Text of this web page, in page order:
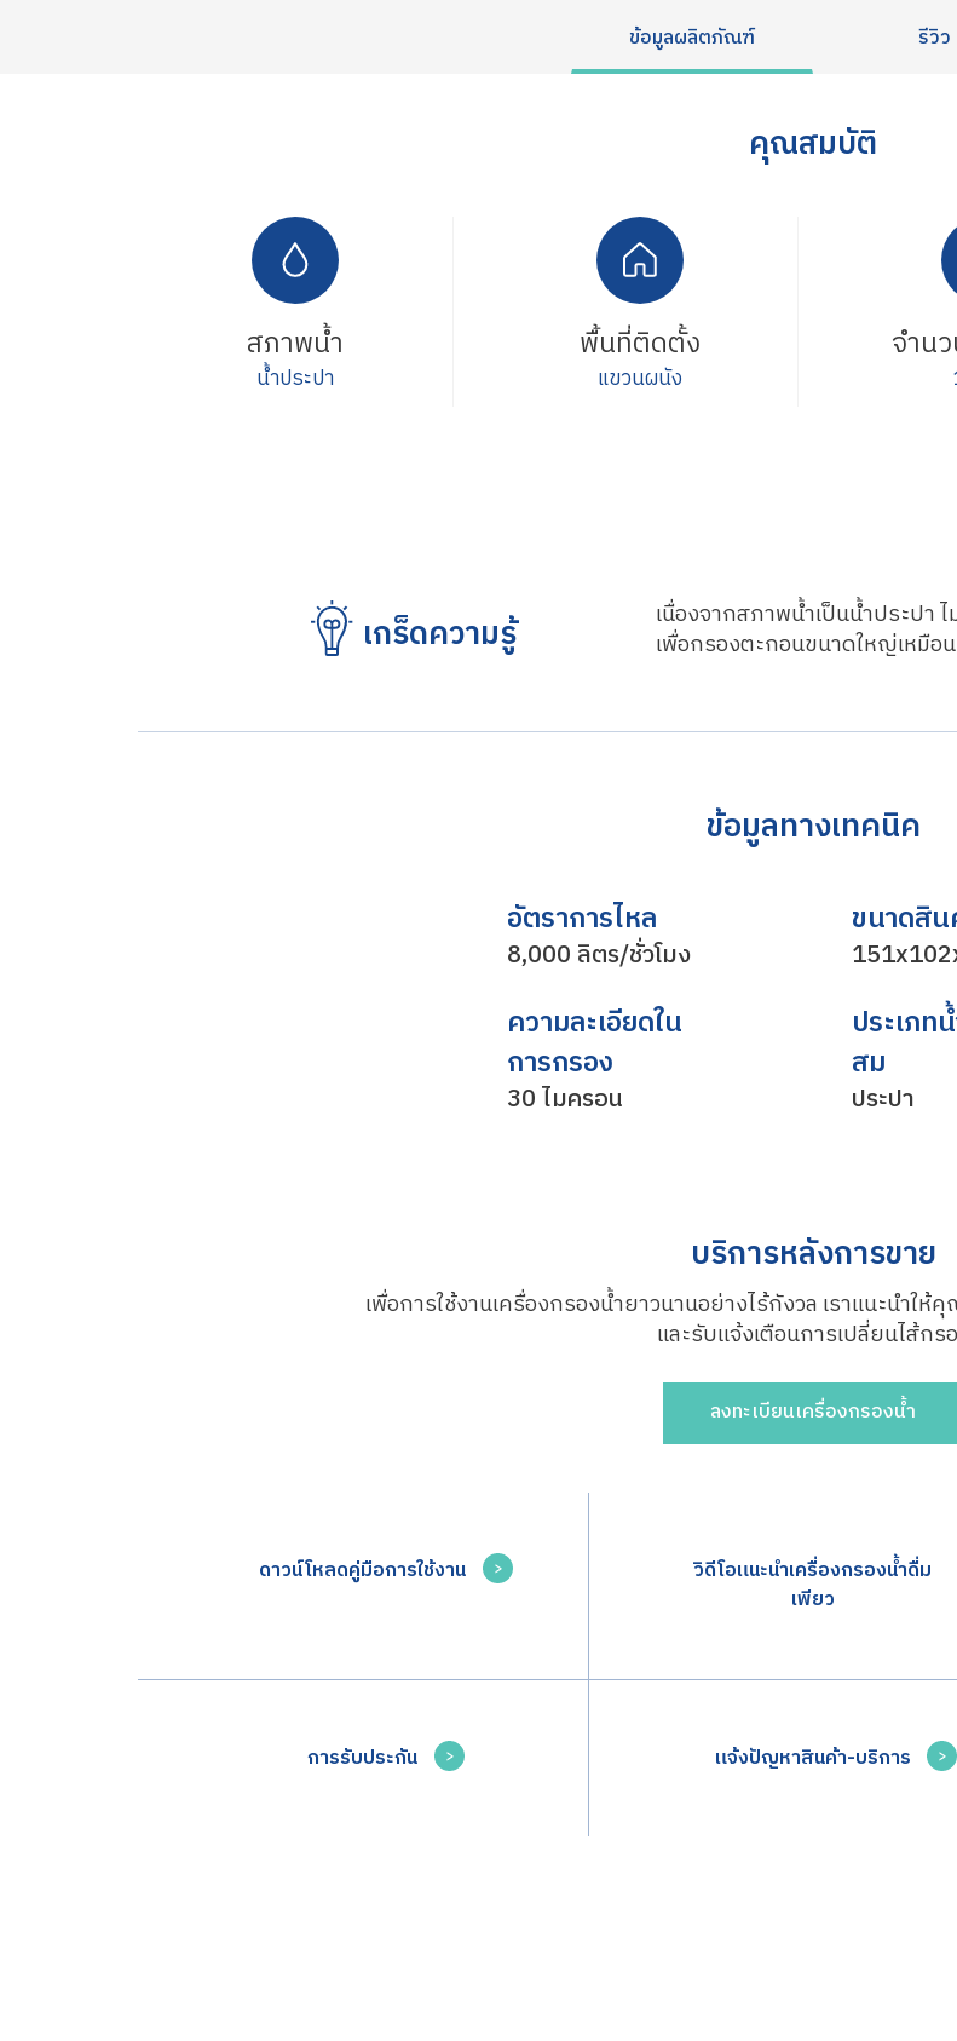
ข้อมูลผลิตภัณฑ์ รีวิว
คุณสมบัติ
สภาพน้ำ
น้ำประปา
พื้นที่ติดตั้ง
แขวนผนัง
จำน
เกร็ดความรู้
เนื่องจากสภาพน้ำเป็นน้ำประปา
เพื่อกรองตะกอนขนาดใหญ่เหมือ
ข้อมูลทางเทคนิค
อัตราการไหล
8,000 ลิตร/ชั่วโมง
ขนาดสิน
ความละเอียดใน
การกรอง
30 ไมครอน
ประเภท
สม
ประปา
บริการหลังการขาย
เพื่อการใช้งานเครื่องกรองน้ำยาวนานอย่างไร้กังวล เราแนะนำใ
และรับแจ้งเตือนการเปลี่ยนไส้กร
ลงทะเบียนเครื่องกรองน้ำ
ดาวน์โหลดคู่มือการใช้งาน
วิดีโอแนะนำเครื่องกรองน้ำดื่ม
เพียว
การรับประกัน แจ้งปัญหาสินค้า-บริการ